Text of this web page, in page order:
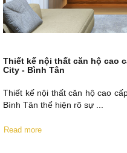
Thiết kế nội thất căn hộ cao
City - Bình Tân
Thiết kế nội thất căn hộ cao
Bình Tân thể hiện rõ sự ...
Read more